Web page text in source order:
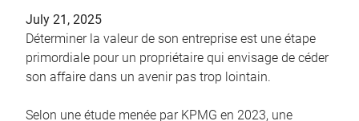
July 21, 2025
Déterminer la valeur de son entreprise est une étape
primordiale pour un propriétaire qui envisage de céder
son affaire dans un avenir pas trop lointain.
Selon une étude menée par KPMG en 2023, une